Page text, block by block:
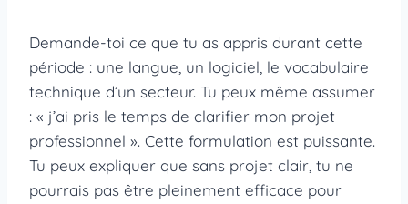
Demande-toi ce que tu as appris durant cette
période : une langue, un logiciel, le vocabulaire
technique d’un secteur. Tu peux même assumer
: « j’ai pris le temps de clarifier mon projet
professionnel ». Cette formulation est puissante.
Tu peux expliquer que sans projet clair, tu ne
pourrais pas être pleinement efficace pour